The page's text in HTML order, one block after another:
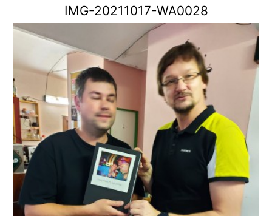
IMG-20211017-WA0028